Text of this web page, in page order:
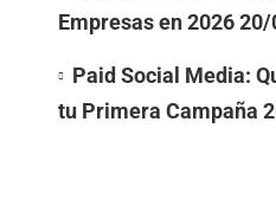
Empresas en 202620/
Paid Social Media:
tu Primera Campaña